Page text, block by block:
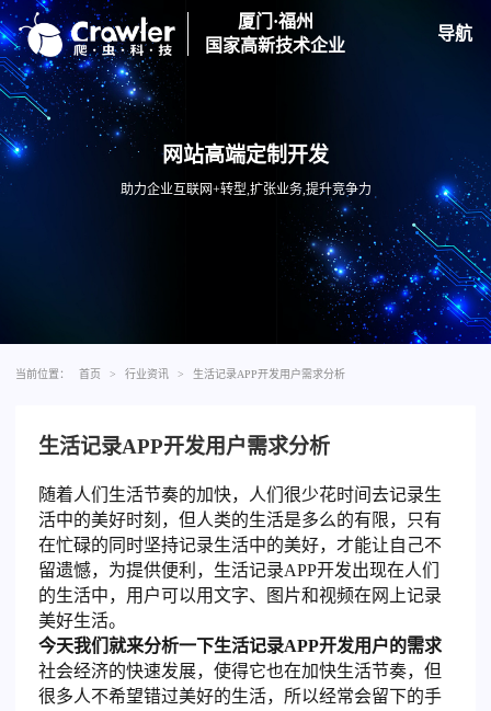
厦门·福州
国家高新技术企业
导航
网站高端定制开发
助力企业互联网+转型,扩张业务,提升竞争力
当前位置： 首页 > 行业资讯 > 生活记录APP开发用户需求分析
生活记录APP开发用户需求分析
随着人们生活节奏的加快，人们很少花时间去记录生
活中的美好时刻，但人类的生活是多么的有限，只有
在忙碌的同时坚持记录生活中的美好，才能让自己不
留遗憾，为提供便利，生活记录APP开发出现在人们
的生活中，用户可以用文字、图片和视频在网上记录
美好生活。
今天我们就来分析一下生活记录APP开发用户的需求
社会经济的快速发展，使得它也在加快生活节奏，但
很多人不希望错过美好的生活，所以经常会留下的手